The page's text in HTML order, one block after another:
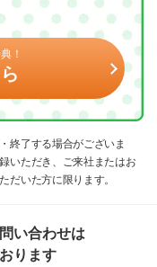
！
終了する場合がございま
いただき、ご来社またはお
だいた方に限ります。
い合わせは
ります